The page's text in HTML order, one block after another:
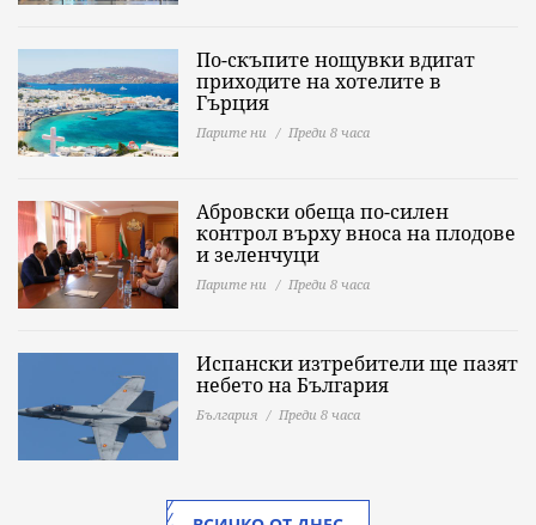
По-скъпите нощувки вдигат
приходите на хотелите в
Гърция
Парите ни Преди 8 часа
Абровски обеща по-силен
контрол върху вноса на плодове
и зеленчуци
Парите ни Преди 8 часа
Испански изтребители ще пазят
небето на България
България Преди 8 часа